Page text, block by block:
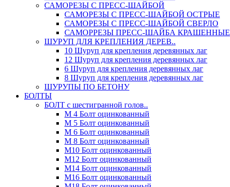
САМОРЕЗЫ С ПРЕСС-ШАЙБОЙ
САМОРЕЗЫ С ПРЕСС-ШАЙБОЙ ОСТРЫЕ
САМОРЕЗЫ С ПРЕСС-ШАЙБОЙ СВЕРЛО
САМОРРЕЗЫ ПРЕСС-ШАЙБА КРАШЕННЫЕ
ШУРУП ДЛЯ КРЕПЛЕНИЯ ДЕРЕВ..
10 Шуруп для крепления деревянных лаг
12 Шуруп для крепления деревянных лаг
6 Шуруп для крепления деревянных лаг
8 Шуруп для крепления деревянных лаг
ШУРУПЫ ПО БЕТОНУ
БОЛТЫ
БОЛТ с шестигранной голов..
М 4 Болт оцинкованный
М 5 Болт оцинкованный
М 6 Болт оцинкованный
М 8 Болт оцинкованный
М10 Болт оцинкованный
М12 Болт оцинкованный
М14 Болт оцинкованный
М16 Болт оцинкованный